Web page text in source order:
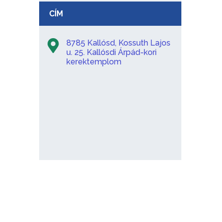
CÍM
8785 Kallósd, Kossuth Lajos
u. 25. Kallósdi Árpád-kori
kerektemplom